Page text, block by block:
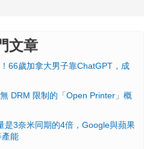
文章
66歲加拿大男子靠ChatGPT，成
DRM 限制的「Open Printer」概
是3奈米同期的4倍，Google與蘋果
產能